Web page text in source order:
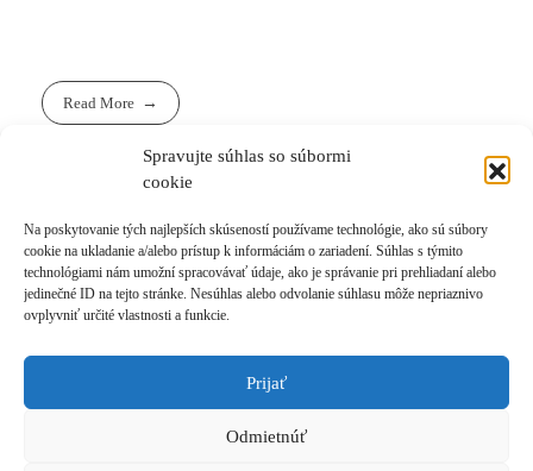
Spravujte súhlas so súbormi
cookie
Na poskytovanie tých najlepších skúseností používame technológie, ako sú súbory
cookie na ukladanie a/alebo prístup k informáciám o zariadení. Súhlas s týmito
technológiami nám umožní spracovávať údaje, ako je správanie pri prehliadaní alebo
jedinečné ID na tejto stránke. Nesúhlas alebo odvolanie súhlasu môže nepriaznivo
ovplyvniť určité vlastnosti a funkcie.
Prijať
Odmietnúť
Read More
1 3 ... 8 Last
© 2021 Akadémia Andyho Winsona, so sídlom Ľubochnianska 4, 831 04 Bratislava, IČO: